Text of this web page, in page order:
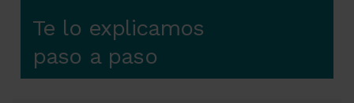
Te lo explicamos
paso a paso